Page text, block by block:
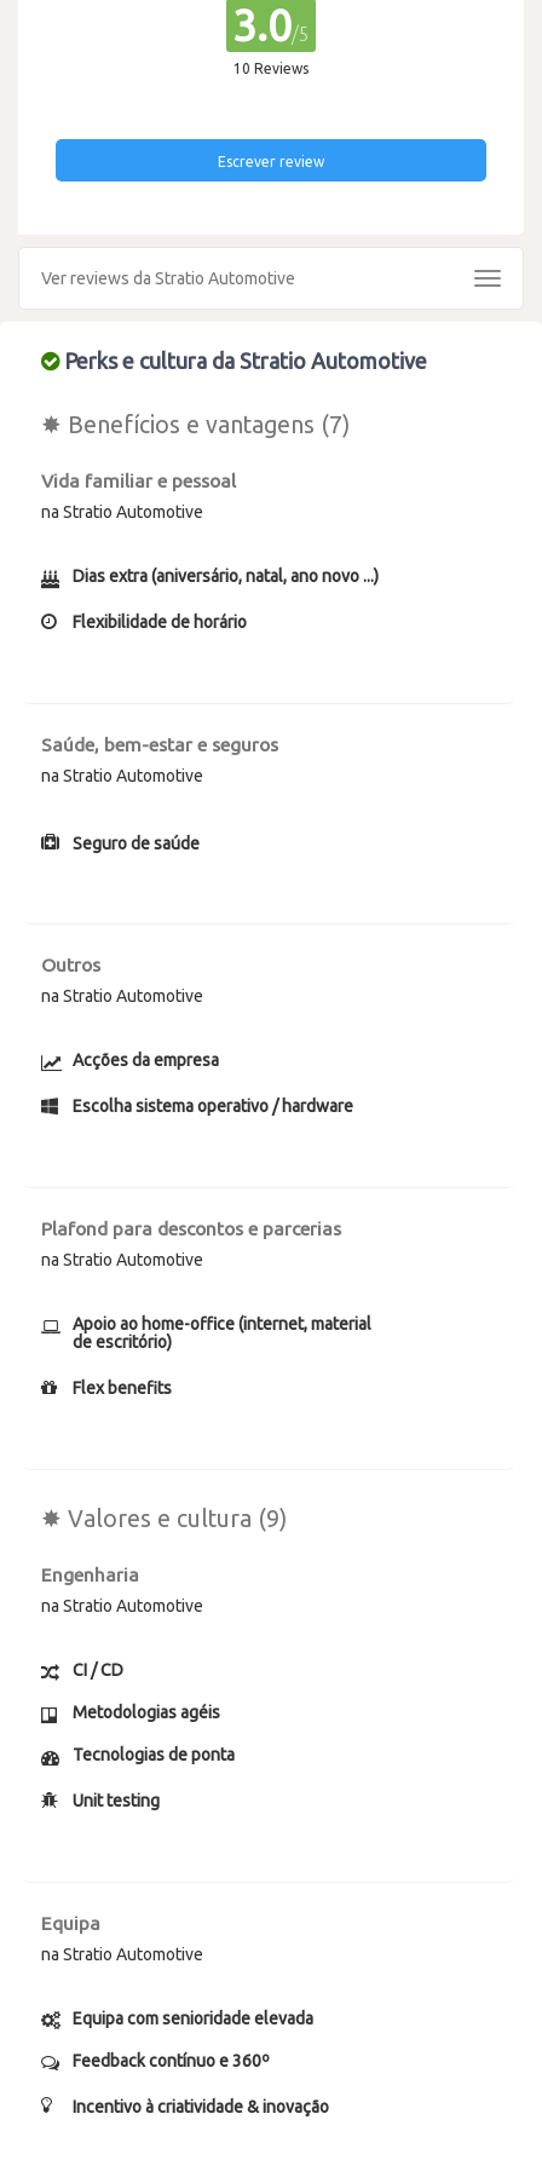
3.0/5
10 Reviews
Escrever review
Ver reviews da Stratio Automotive
Toggle
Perks e cultura da Stratio Automotive
✸ Benefícios e vantagens (7)
Vida familiar e pessoal
na Stratio Automotive
Dias extra (aniversário, natal, ano novo ...)
Flexibilidade de horário
Saúde, bem-estar e seguros
na Stratio Automotive
Seguro de saúde
Outros
na Stratio Automotive
Acções da empresa
Escolha sistema operativo / hardware
Plafond para descontos e parcerias
na Stratio Automotive
Apoio ao home-office (internet, material
de escritório)
Flex benefits
✸ Valores e cultura (9)
Engenharia
na Stratio Automotive
CI / CD
Metodologias agéis
Tecnologias de ponta
Unit testing
Equipa
na Stratio Automotive
Equipa com senioridade elevada
Feedback contínuo e 360º
Incentivo à criatividade & inovação